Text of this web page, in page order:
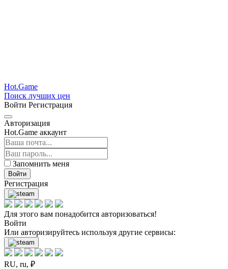
Hot.Game
Поиск лучших цен
Войти Регистрация
Авторизация
Hot.Game аккаунт
Запомнить меня
Войти
Регистрация
Для этого вам понадобится авторизоваться!
Войти
Или авторизируйтесь используя другие сервисы:
RU, ru, ₽